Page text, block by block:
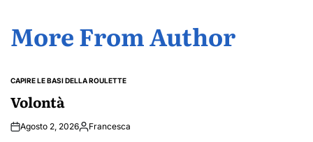
More From Author
POSTED
CAPIRE LE BASI DELLA ROULETTE
Volontà
Agosto 2, 2026PostedFrancesca